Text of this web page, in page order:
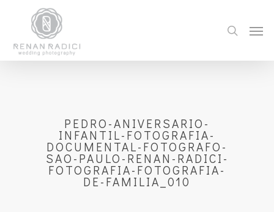
PEDRO-ANIVERSARIO-
INFANTIL-FOTOGRAFIA-
DOCUMENTAL-FOTOGRAFO-
SAO-PAULO-RENAN-RADICI-
FOTOGRAFIA-FOTOGRAFIA-
DE-FAMILIA_010